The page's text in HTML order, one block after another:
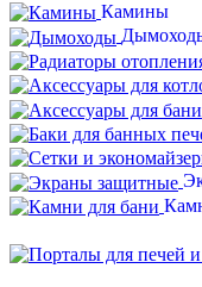
Камины